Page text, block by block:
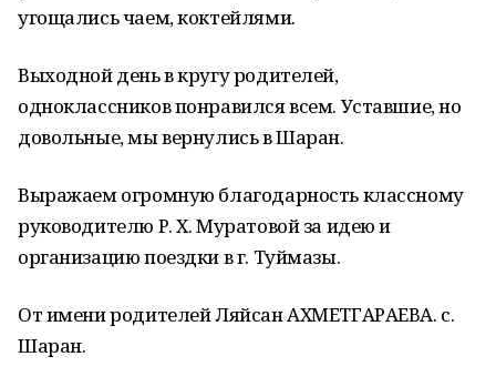
угощались чаем, коктейлями.
Выходной день в кругу родителей,
одноклассников понравился всем. Уставшие, но
довольные, мы вернулись в Шаран.
Выражаем огромную благодарность классному
руководителю Р. Х. Муратовой за идею и
организацию поездки в г. Туймазы.
От имени родителей Ляйсан АХМЕТГАРАЕВА. с.
Шаран.